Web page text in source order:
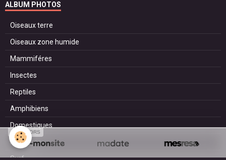
ALBUM PHOTOS
Oiseaux terre
Oiseaux zone humide
Mammiféres
Insectes
Reptiles
Amphibiens
Domestiques
Paysages
Surf
SPONSORS